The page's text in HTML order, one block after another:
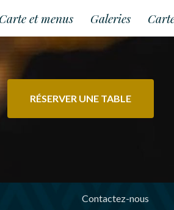
Carte et menus Galeries
RÉSERVER UNE TABLE
Contactez-nous